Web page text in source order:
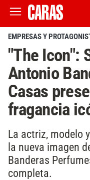
EMPRESAS Y
"The Icon":
Antonio
Casas
fragancia
La actriz, modelo
la nueva imagen
Banderas
completa.